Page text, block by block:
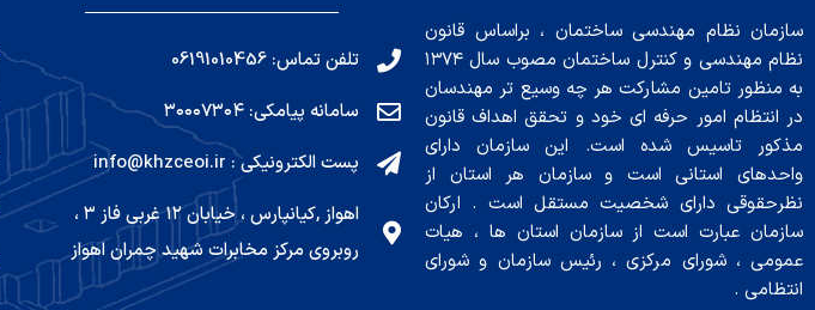
سازمان نظام مهندسی ساختمان ، براساس قانون
نظام مهندسی و کنترل ساختمان مصوب سال ۱۳۷۴
به منظور تامین مشارکت هر چه وسیع تر مهندسان
در انتظام امور حرفه ای خود و تحقق اهداف قانون
مذکور تاسیس شده است. این سازمان دارای
واحدهای استانی است و سازمان هر استان از
نظرحقوقی دارای شخصیت مستقل است . ارکان
سازمان عبارت است از سازمان استان ها ، هیات
عمومی ، شورای مرکزی ، رئیس سازمان و شورای
انتظامی .
تلفن تماس: 06191010456
سامانه پیامکی: ۳۰۰۰۷۳۰۴
پست الکترونیکی : info@khzceoi.ir
اهواز ,کیانپارس ، خیابان ۱۲ غربی فاز ۳ ،
روبروی مرکز مخابرات شهید چمران اهواز